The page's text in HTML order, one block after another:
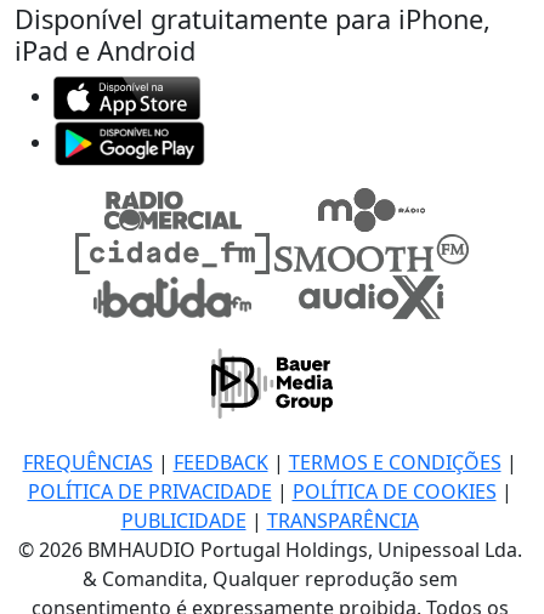
Disponível gratuitamente para iPhone,
iPad e Android
FREQUÊNCIAS | FEEDBACK| TERMOS E CONDIÇÕES |
POLÍTICA DE PRIVACIDADE | POLÍTICA DE COOKIES |
PUBLICIDADE | TRANSPARÊNCIA
© 2026 BMHAUDIO Portugal Holdings, Unipessoal Lda.
& Comandita, Qualquer reprodução sem
consentimento é expressamente proibida. Todos os